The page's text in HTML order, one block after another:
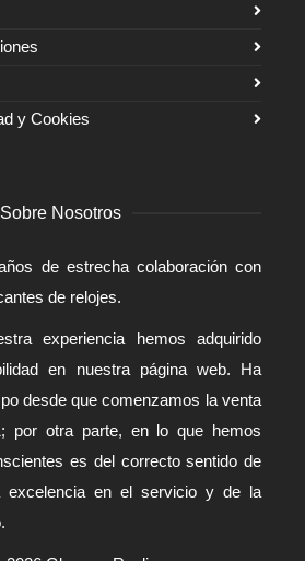
y Cookies
Sobre Nosotros
de estrecha colaboración con
de relojes.
experiencia hemos adquirido
en nuestra página web. Ha
desde que comenzamos la venta
por otra parte, en lo que hemos
es del correcto sentido de
excelencia en el servicio y de la